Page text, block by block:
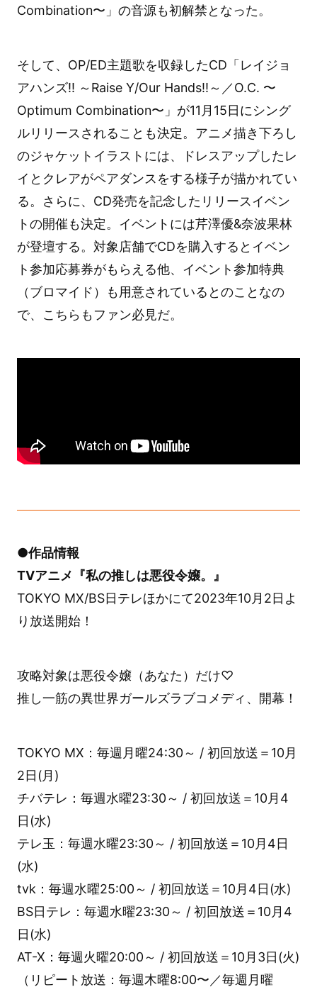
Combination〜」の音源も初解禁となった。
そして、OP/ED主題歌を収録したCD「レイジョ
アハンズ!! ～Raise Y/Our Hands!!～／O.C. 〜
Optimum Combination〜」が11月15日にシング
ルリリースされることも決定。アニメ描き下ろし
のジャケットイラストには、ドレスアップしたレ
イとクレアがペアダンスをする様子が描かれてい
る。さらに、CD発売を記念したリリースイベン
トの開催も決定。イベントには芹澤優&奈波果林
が登壇する。対象店舗でCDを購入するとイベン
ト参加応募券がもらえる他、イベント参加特典
（ブロマイド）も用意されているとのことなの
で、こちらもファン必見だ。
●作品情報
TVアニメ『私の推しは悪役令嬢。』
TOKYO MX/BS日テレほかにて2023年10月2日よ
り放送開始！
攻略対象は悪役令嬢（あなた）だけ♡
推し一筋の異世界ガールズラブコメディ、開幕！
TOKYO MX：毎週月曜24:30～ / 初回放送＝10月
2日(月)
チバテレ：毎週水曜23:30～ / 初回放送＝10月4
日(水)
テレ玉：毎週水曜23:30～ / 初回放送＝10月4日
(水)
tvk：毎週水曜25:00～ / 初回放送＝10月4日(水)
BS日テレ：毎週水曜23:30～ / 初回放送＝10月4
日(水)
AT-X：毎週火曜20:00～ / 初回放送＝10月3日(火)
（リピート放送：毎週木曜8:00〜／毎週月曜